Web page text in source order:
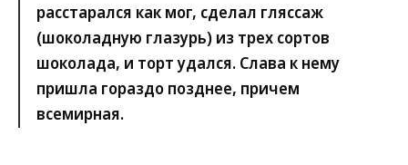
расстарался как мог, сделал гляссаж
(шоколадную глазурь) из трех сортов
шоколада, и торт удался. Слава к нему
пришла гораздо позднее, причем
всемирная.